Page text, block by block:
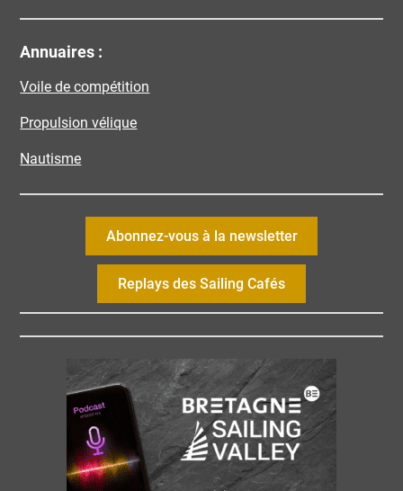
Annuaires :
Voile de compétition
Propulsion vélique
Nautisme
Abonnez-vous à la newsletter
Replays des Sailing Cafés